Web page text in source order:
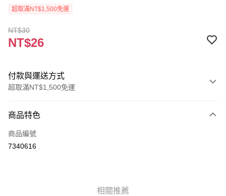
超取滿NT$1,500免運
NT$30
NT$26
付款與運送方式
超取滿NT$1,500免運
信用卡一次付款
超商取貨付款
商品特色
商品編號
7340616
相關推薦